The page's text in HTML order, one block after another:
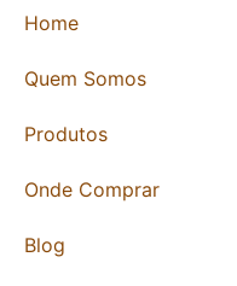
Home
Quem Somos
Produtos
Onde Comprar
Blog